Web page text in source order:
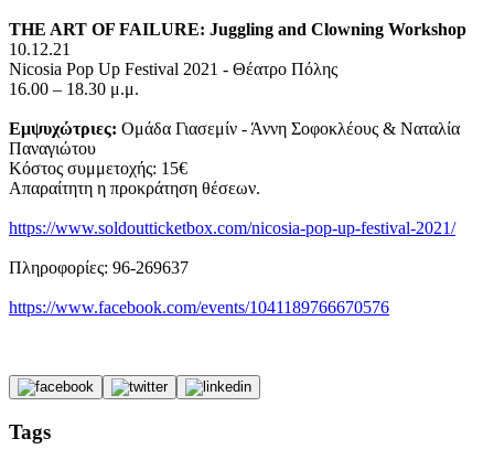
THE ART OF FAILURE: Juggling and Clowning Workshop
10.12.21
Nicosia Pop Up Festival 2021 - Θέατρο Πόλης
16.00 – 18.30 μ.μ.
Εμψυχώτριες: Ομάδα Γιασεμίν - Άννη Σοφοκλέους & Ναταλία
Παναγιώτου
Κόστος συμμετοχής: 15€
Απαραίτητη η προκράτηση θέσεων.
https://www.soldoutticketbox.com/nicosia-pop-up-festival-2021/
Πληροφορίες: 96-269637
https://www.facebook.com/events/1041189766670576
Tags